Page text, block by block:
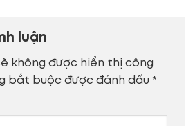
luận
không được hiển thị công
bắt buộc được đánh dấu *